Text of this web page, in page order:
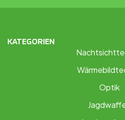
KATEGORIEN
Optik